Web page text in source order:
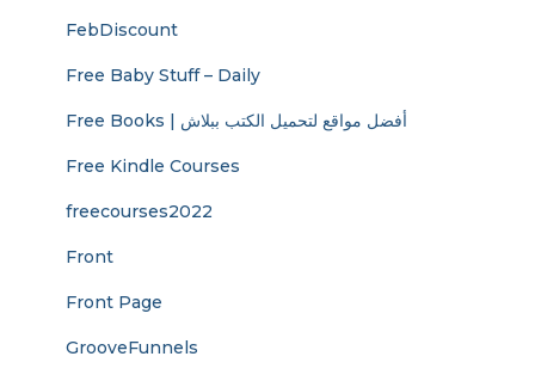
FebDiscount
Free Baby Stuff – Daily
Free Books | أفضل مواقع لتحميل الكتب ببلاش
Free Kindle Courses
freecourses2022
Front
Front Page
GrooveFunnels